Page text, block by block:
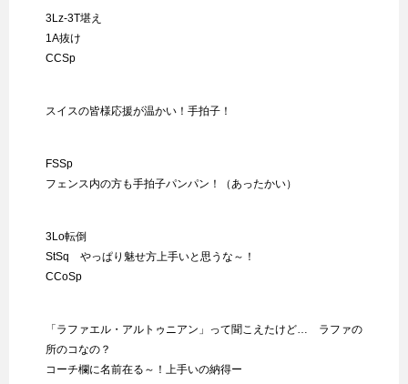
3Lz-3T堪え
1A抜け
CCSp
スイスの皆様応援が温かい！手拍子！
FSSp
フェンス内の方も手拍子パンパン！（あったかい）
3Lo転倒
StSq やっぱり魅せ方上手いと思うな～！
CCoSp
「ラファエル・アルトゥニアン」って聞こえたけど… ラファの
所のコなの？
コーチ欄に名前在る～！上手いの納得ー